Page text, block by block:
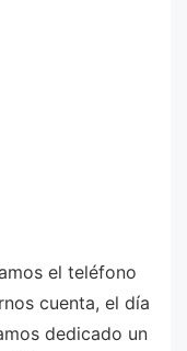
el teléfono
cuenta, el día
dedicado un